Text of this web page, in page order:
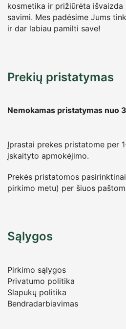
kosmetika ir prižiūrėta
savimi. Mes padėsime Jums
ir dar labiau pamilti save!
Prekių pristatymas
Nemokamas pristatymas nuo
Įprastai prekes pristatome per
įskaityto apmokėjimo.
Prekės pristatomos
pirkimo metu) per šiuos
Sąlygos
Pirkimo sąlygos
Privatumo politika
Slapukų politika
Bendradarbiavimas